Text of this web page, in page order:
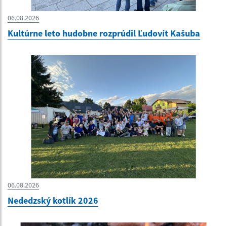
06.08.2026
Kultúrne leto hudobne rozprúdil Ľudovít Kašuba
06.08.2026
Nededzský kotlík 2026